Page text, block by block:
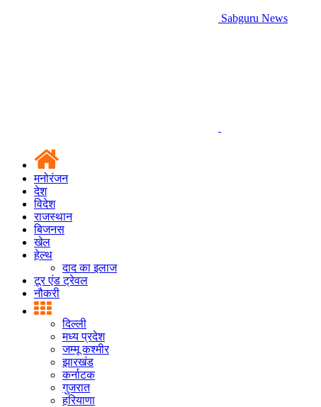
Sabguru News
मनोरंजन
देश
विदेश
राजस्थान
बिजनस
खेल
हेल्थ
दाद का इलाज
टूर एंड ट्रेवल
नौकरी
दिल्ली
मध्य प्रदेश
जम्मू कश्मीर
झारखंड
कर्नाटक
गुजरात
हरियाणा